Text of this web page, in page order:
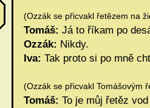
(Ozzák se přicvakl řetězem na
Tomáš: Já to říkam po
Ozzák: Nikdy.
Iva: Tak proto si po mně
(Ozzák se přicvakl Tomášovým
Tomáš: To je můj řetěz